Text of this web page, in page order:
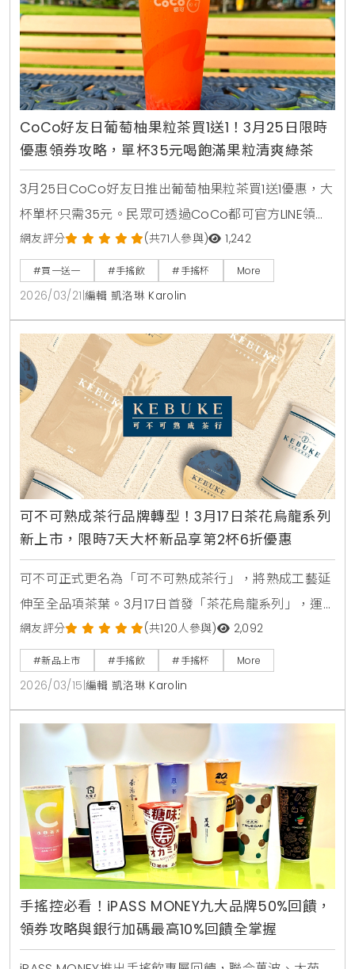
CoCo好友日葡萄柚果粒茶買1送1！3月25日限時
優惠領券攻略，單杯35元喝飽滿果粒清爽綠茶
3月25日CoCo好友日推出葡萄柚果粒茶買1送1優惠，大
杯單杯只需35元。民眾可透過CoCo都可官方LINE領取
優惠券，享受紅葡萄柚果粒與綠茶結合的清爽滋味。
網友評分 (共71人參與) 1,242
#買一送一 #手搖飲 #手搖杯 More
2026/03/21 編輯 凱洛琳 Karolin
可不可熟成茶行品牌轉型！3月17日茶花烏龍系列
新上市，限時7天大杯新品享第2杯6折優惠
可不可正式更名為「可不可熟成茶行」，將熟成工藝延
伸至全品項茶葉。3月17日首發「茶花烏龍系列」，運
用香水拼配工藝打造5款層次豐富的新品。限時7天提供
第2杯6折優惠，邀您一同體驗流動的茶飲生活美學。
網友評分 (共120人參與) 2,092
#新品上市 #手搖飲 #手搖杯 More
2026/03/15 編輯 凱洛琳 Karolin
手搖控必看！iPASS MONEY九大品牌50%回饋，
領券攻略與銀行加碼最高10%回饋全掌握